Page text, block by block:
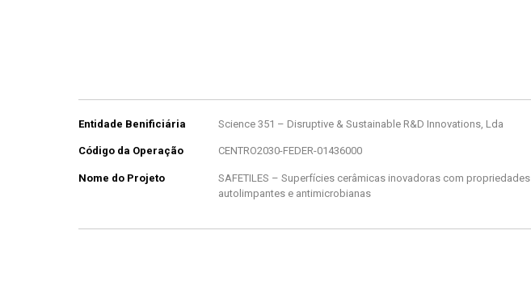
Entidade Benificiária Science 351 – Disruptive & Sustainable R&D Innovations, Lda
Código da Operação CENTRO2030-FEDER-01436000
Nome do Projeto
SAFETILES – Superfícies cerâmicas inovadoras com propriedades
autolimpantes e antimicrobianas